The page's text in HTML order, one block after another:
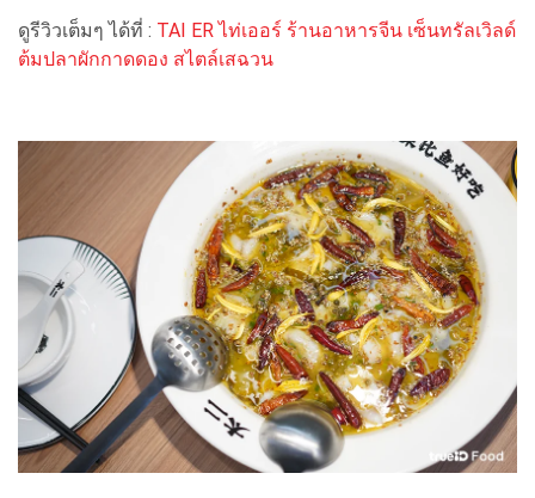
ดูรีวิวเต็มๆ ได้ที่ : TAI ER ไท่เออร์ ร้านอาหารจีน เซ็นทรัลเวิลด์
ต้มปลาผักกาดดอง สไตล์เสฉวน